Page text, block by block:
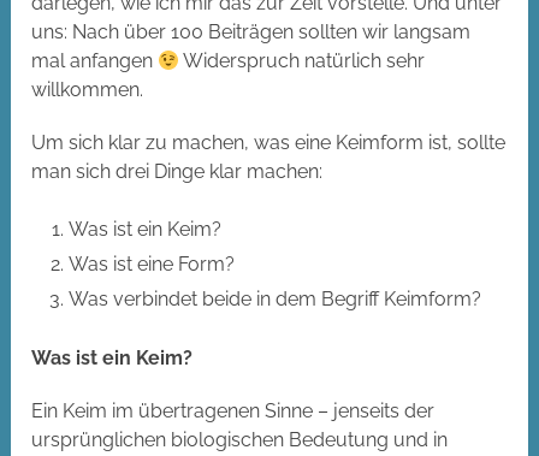
uns: Nach über 100 Beiträgen sollten wir langsam
mal anfangen
Widerspruch natürlich sehr
willkommen.
Um sich klar zu machen, was eine Keimform ist, sollte
man sich drei Dinge klar machen:
Was ist ein Keim?
Was ist eine Form?
Was verbindet beide in dem Begriff Keimform?
Was ist ein Keim?
Ein Keim im übertragenen Sinne – jenseits der
ursprünglichen biologischen Bedeutung und in